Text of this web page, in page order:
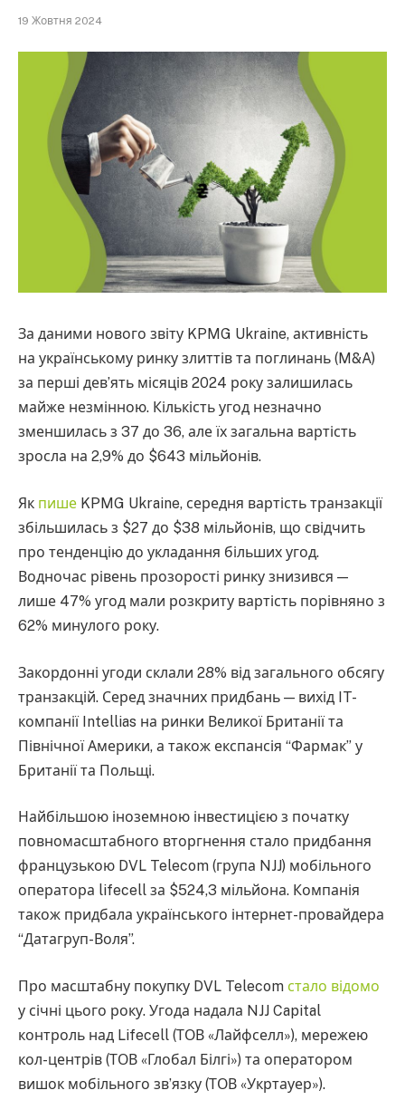
19 Жовтня 2024
За даними нового звіту KPMG Ukraine, активність
на українському ринку злиттів та поглинань (M&A)
за перші дев’ять місяців 2024 року залишилась
майже незмінною. Кількість угод незначно
зменшилась з 37 до 36, але їх загальна вартість
зросла на 2,9% до $643 мільйонів.
Як пише KPMG Ukraine, середня вартість транзакції
збільшилась з $27 до $38 мільйонів, що свідчить
про тенденцію до укладання більших угод.
Водночас рівень прозорості ринку знизився —
лише 47% угод мали розкриту вартість порівняно з
62% минулого року.
Закордонні угоди склали 28% від загального обсягу
транзакцій. Серед значних придбань — вихід IT-
компанії Intellias на ринки Великої Британії та
Північної Америки, а також експансія “Фармак” у
Британії та Польщі.
Найбільшою іноземною інвестицією з початку
повномасштабного вторгнення стало придбання
французькою DVL Telecom (група NJJ) мобільного
оператора lifecell за $524,3 мільйона. Компанія
також придбала українського інтернет-провайдера
“Датагруп-Воля”.
Про масштабну покупку DVL Telecom стало відомо
у січні цього року. Угода надала NJJ Capital
контроль над Lifecell (ТОВ «Лайфселл»), мережею
кол-центрів (ТОВ «Глобал Білгі») та оператором
вишок мобільного звʼязку (ТОВ «Укртауер»).